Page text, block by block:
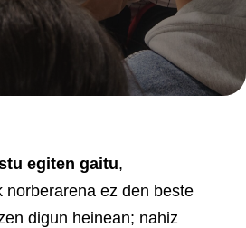
egiten gaitu,
norberarena ez den beste
digun heinean; nahiz